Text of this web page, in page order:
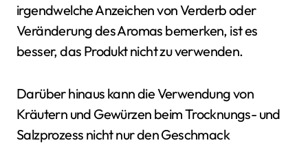
irgendwelche Anzeichen von Verderb oder
Veränderung des Aromas bemerken, ist es
besser, das Produkt nicht zu verwenden.
Darüber hinaus kann die Verwendung von
Kräutern und Gewürzen beim Trocknungs- und
Salzprozess nicht nur den Geschmack